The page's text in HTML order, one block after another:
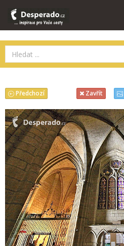
Předchozí Zavřít